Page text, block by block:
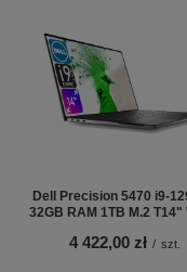
Dell Precision 5470 i9-
32GB RAM 1TB M.2 T14"
4 422,00 zł / szt.